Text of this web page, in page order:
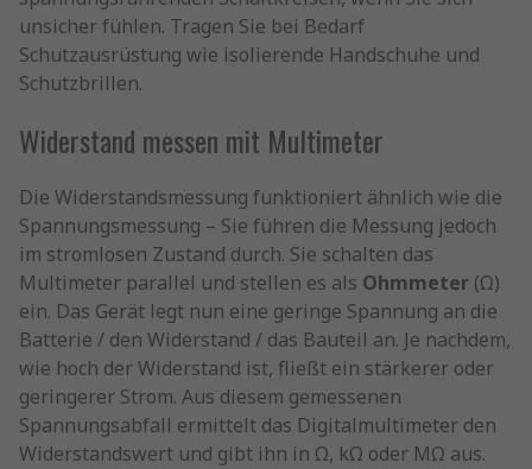
unsicher fühlen. Tragen Sie bei Bedarf
Schutzausrüstung wie isolierende Handschuhe und
Schutzbrillen.
Widerstand messen mit Multimeter
Die Widerstandsmessung funktioniert ähnlich wie die
Spannungsmessung – Sie führen die Messung jedoch
im stromlosen Zustand durch. Sie schalten das
Multimeter parallel und stellen es als Ohmmeter (Ω)
ein. Das Gerät legt nun eine geringe Spannung an die
Batterie / den Widerstand / das Bauteil an. Je nachdem,
wie hoch der Widerstand ist, fließt ein stärkerer oder
geringerer Strom. Aus diesem gemessenen
Spannungsabfall ermittelt das Digitalmultimeter den
Widerstandswert und gibt ihn in Ω, kΩ oder MΩ aus.